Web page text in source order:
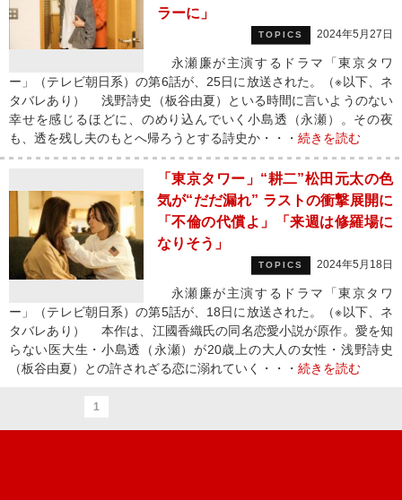
ラーに」
TOPICS 2024年5月27日
永瀬廉が主演するドラマ「東京タワ
ー」（テレビ朝日系）の第6話が、25日に放送された。（※以下、ネ
タバレあり） 浅野詩史（板谷由夏）といる時間に言いようのない
幸せを感じるほどに、のめり込んでいく小島透（永瀬）。その夜
も、透を残し夫のもとへ帰ろうとする詩史か・・・ 続きを読む
「東京タワー」“耕二”松田元太の色
気が“だだ漏れ” ラストの衝撃展開に
「不倫の代償よ」「来週は修羅場に
なりそう」
TOPICS 2024年5月18日
永瀬廉が主演するドラマ「東京タワ
ー」（テレビ朝日系）の第5話が、18日に放送された。（※以下、ネ
タバレあり） 本作は、江國香織氏の同名恋愛小説が原作。愛を知
らない医大生・小島透（永瀬）が20歳上の大人の女性・浅野詩史
（板谷由夏）との許されざる恋に溺れていく・・・ 続きを読む
1